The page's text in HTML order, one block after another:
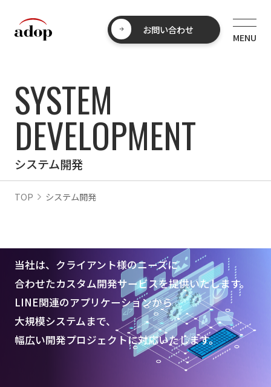
お問い合わせ
SYSTEM
DEVELOPMENT
システム開発
TOP システム開発
当社は、クライアント様のニーズに
合わせたカスタム開発サービスを提供いたします。
LINE関連のアプリケーションから
大規模システムまで、
幅広い開発プロジェクトに対応いたします。